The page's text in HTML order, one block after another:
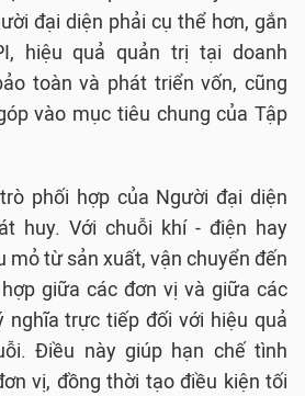
đại diện phải cụ thể hơn, gắn
hiệu quả quản trị tại doanh
toàn và phát triển vốn, cũng
vào mục tiêu chung của Tập
phối hợp của Người đại diện
huy. Với chuỗi khí - điện hay
mỏ từ sản xuất, vận chuyển đến
giữa các đơn vị và giữa các
nghĩa trực tiếp đối với hiệu quả
Điều này giúp hạn chế tình
vị, đồng thời tạo điều kiện tối